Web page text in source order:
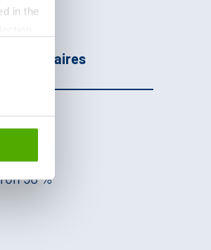
in the
50 %